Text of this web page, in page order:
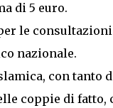
di 5 euro.
le consultazioni
nazionale.
con tanto
coppie di fatto,